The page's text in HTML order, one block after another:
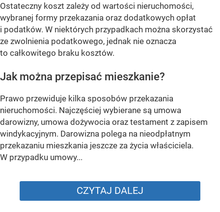
Ostateczny koszt zależy od wartości nieruchomości,
wybranej formy przekazania oraz dodatkowych opłat
i podatków. W niektórych przypadkach można skorzystać
ze zwolnienia podatkowego, jednak nie oznacza
to całkowitego braku kosztów.
Jak można przepisać mieszkanie?
Prawo przewiduje kilka sposobów przekazania
nieruchomości. Najczęściej wybierane są umowa
darowizny, umowa dożywocia oraz testament z zapisem
windykacyjnym. Darowizna polega na nieodpłatnym
przekazaniu mieszkania jeszcze za życia właściciela.
W przypadku umowy...
CZYTAJ DALEJ